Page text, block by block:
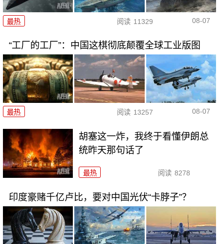
最热 阅读 11329 08-07
“工厂的工厂”：中国这棋彻底颠覆全球工业版图
最热 阅读 13257 08-07
胡塞这一炸，我终于看懂伊朗总
统昨天那句话了
最热 阅读 8278
印度豪赌千亿卢比，要对中国光伏“卡脖子”？